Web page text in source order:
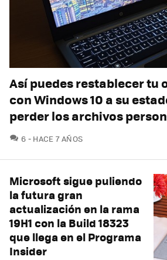
Así puedes restablecer tu
con Windows 10 a su
perder los archivos
6 COMENTARIOS
HACE 7 AÑOS
Microsoft sigue puliendo
la futura gran
actualización en la rama
19H1 con la Build 18323
que llega en el Programa
Insider